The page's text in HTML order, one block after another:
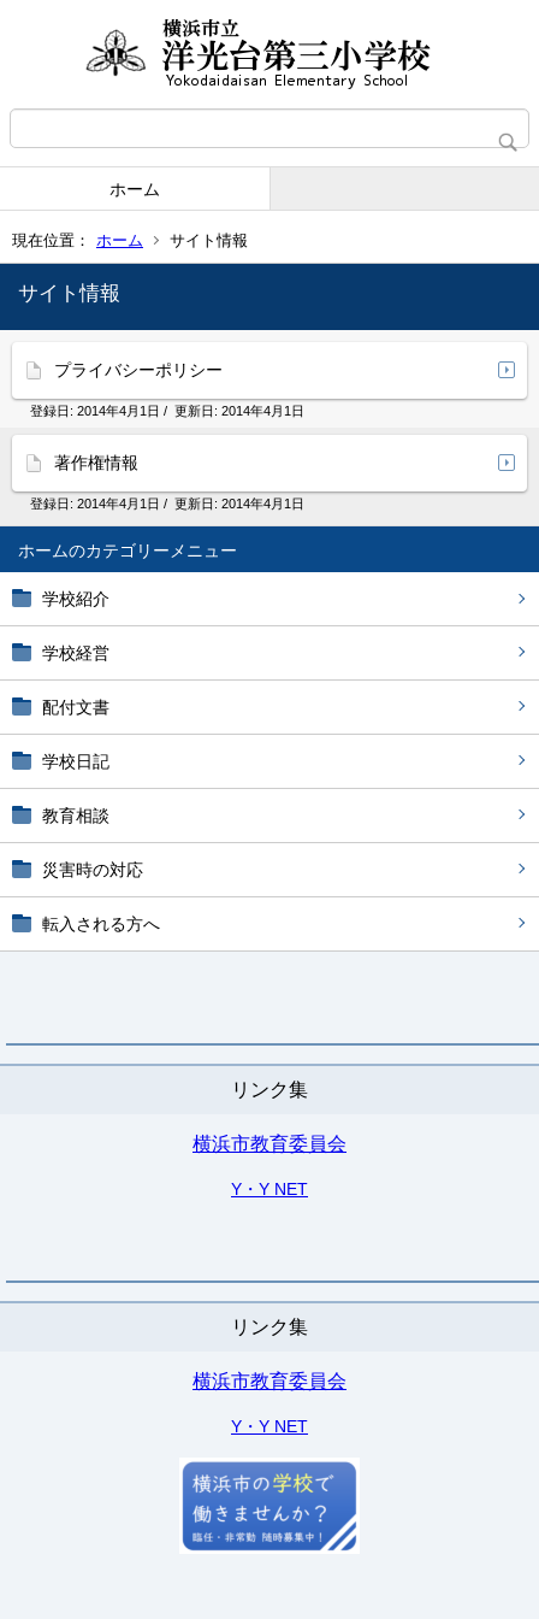
ホーム
現在位置： ホーム サイト情報
ホーム
学校紹介
学校経営
配付文書
学校日記
教育相談
災害時の対応
転入される方へ
リンク集
横浜市教育委員会
Y・Y NET
リンク集
横浜市教育委員会
Y・Y NET
サイト情報
プライバシーポリシー
登録日: 2014年4月1日 / 更新日: 2014年4月1日
著作権情報
登録日: 2014年4月1日 / 更新日: 2014年4月1日